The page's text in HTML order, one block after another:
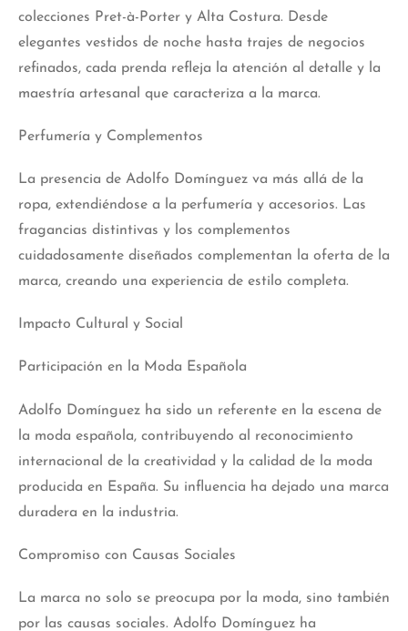
colecciones Pret-à-Porter y Alta Costura. Desde
elegantes vestidos de noche hasta trajes de negocios
refinados, cada prenda refleja la atención al detalle y la
maestría artesanal que caracteriza a la marca.
Perfumería y Complementos
La presencia de Adolfo Domínguez va más allá de la
ropa, extendiéndose a la perfumería y accesorios. Las
fragancias distintivas y los complementos
cuidadosamente diseñados complementan la oferta de la
marca, creando una experiencia de estilo completa.
Impacto Cultural y Social
Participación en la Moda Española
Adolfo Domínguez ha sido un referente en la escena de
la moda española, contribuyendo al reconocimiento
internacional de la creatividad y la calidad de la moda
producida en España. Su influencia ha dejado una marca
duradera en la industria.
Compromiso con Causas Sociales
La marca no solo se preocupa por la moda, sino también
por las causas sociales. Adolfo Domínguez ha